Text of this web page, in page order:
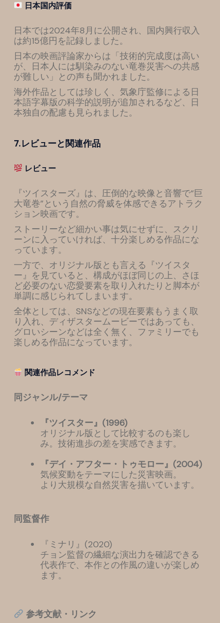
日本国内評価
日本では2024年8月に公開され、国内興行収入
は約15億円を記録しました。
日本の映画評論家からは「技術的完成度は高い
が、日本人には馴染みのない竜巻災害への共感
が難しい」との声も聞かれました。
海外作品としては珍しく、気象庁監修による日
本語字幕版の科学的説明が追加されるなど、日
本独自の配慮も見られました。
7.レビューと関連作品
レビュー
『ツイスターズ』は、圧倒的な映像と音響で“巨
大竜巻”という自然の脅威を体感できるアトラク
ション映画です。
ストーリーなど細かい事は気にせずに、スクリ
ーンに入っていければ、十分楽しめる作品にな
っています。
一方で、オリジナル版とも言える『ツイスタ
ー』を見ていると、構成がほぼ同じの上、さほ
ど必要のない恋愛要素を取り入れたりと脚本が
単調に感じられてしまいます。
全体としては、SNSなどの現在要素もうまく取
り入れ、ディザスタームービーではあっても、
グロいシーンなどは全く無く、ファミリーでも
楽しめる作品になっています。
関連作品レコメンド
同ジャンル/テーマ
『ツイスター』(1996)
オリジナル版として比較するのも楽し
み。技術進歩の差を実感できます。
『デイ・アフター・トゥモロー』(2004)
気候変動をテーマにした災害映画。
より大規模な自然災害を描いています。
同監督作
『ミナリ』(2020)
チョン監督の繊細な演出力を確認できる
代表作で、本作との作風の違いが楽しめ
ます。
参考文献・リンク